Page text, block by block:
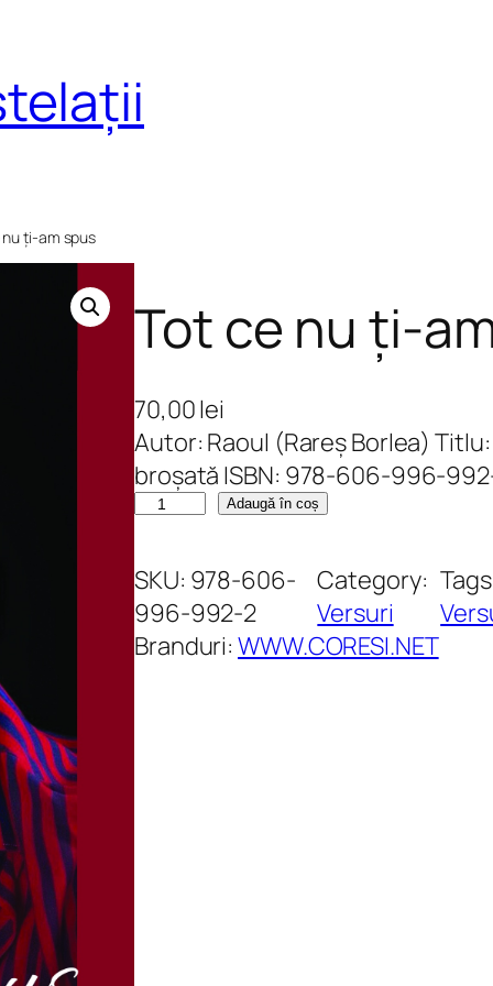
ți-am spus
Tot ce nu ți-
70,00lei
Autor: Raoul (Rareș Borlea)
broșată ISBN: 978-606-996-
C
n
t
i
Adaugă în coș
SKU: 978-606-
996-992-2
Category:
Versuri
Branduri:WWW.CORESI.NET